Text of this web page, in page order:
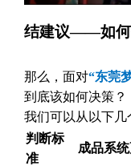
结建议——如何
那么，面对“东莞
到底该如何决策？
我们可以从以下几
判断标
准
成品系